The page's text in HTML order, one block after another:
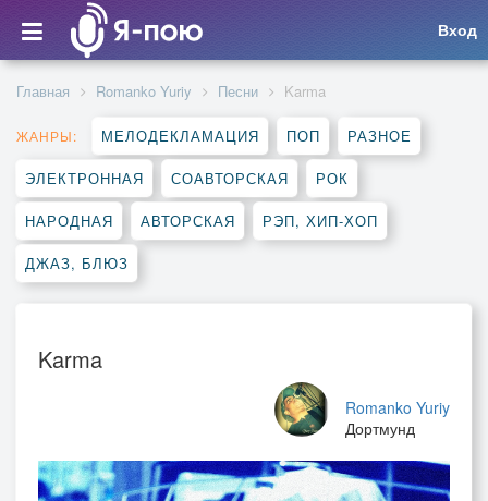
Вход
Главная Romanko Yuriy Песни Karma
ЖАНРЫ: МЕЛОДЕКЛАМАЦИЯ ПОП РАЗНОЕ
ЭЛЕКТРОННАЯ СОАВТОРСКАЯ РОК
НАРОДНАЯ АВТОРСКАЯ РЭП, ХИП-ХОП
ДЖАЗ, БЛЮЗ
Karma
Romanko Yuriy
Дортмунд